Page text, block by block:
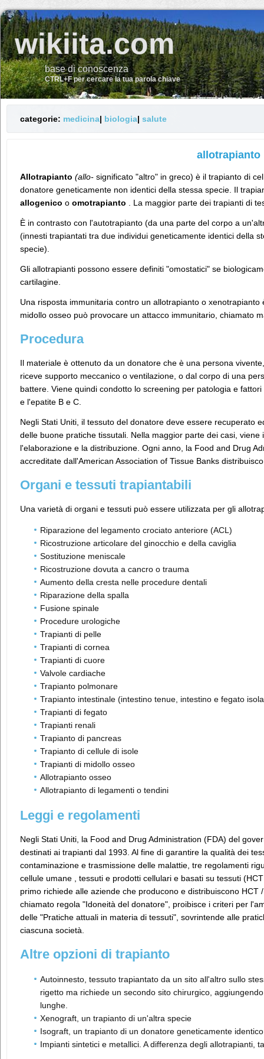
wikiita.com
base di conoscenza
CTRL+F per cercare la tua parola chiave
categorie: medicina| biologia| salute
allotrapianto
Allotrapianto (allo- significato "altro" in greco) è il trapianto di
donatore geneticamente non identici della stessa specie. Il
allogenico o omotrapianto . La maggior parte dei trapianti di
È in contrasto con l'autotrapianto (da una parte del corpo a
(innesti trapiantati tra due individui geneticamente identici della
specie).
Gli allotrapianti possono essere definiti "omostatici" se
cartilagine.
Una risposta immunitaria contro un allotrapianto o
midollo osseo può provocare un attacco immunitario, chiamato
Procedura
Il materiale è ottenuto da un donatore che è una persona
riceve supporto meccanico o ventilazione, o dal corpo di una
battere. Viene quindi condotto lo screening per patologia e
e l'epatite B e C.
Negli Stati Uniti, il tessuto del donatore deve essere recuperato
delle buone pratiche tissutali. Nella maggior parte dei casi,
l'elaborazione e la distribuzione. Ogni anno, la Food and Drug
accreditate dall'American Association of Tissue Banks
Organi e tessuti trapiantabili
Una varietà di organi e tessuti può essere utilizzata per gli
Riparazione del legamento crociato anteriore (ACL)
Ricostruzione articolare del ginocchio e della caviglia
Sostituzione meniscale
Ricostruzione dovuta a cancro o trauma
Aumento della cresta nelle procedure dentali
Riparazione della spalla
Fusione spinale
Procedure urologiche
Trapianti di pelle
Trapianti di cornea
Trapianti di cuore
Valvole cardiache
Trapianto polmonare
Trapianto intestinale (intestino tenue, intestino e fegato
Trapianti di fegato
Trapianti renali
Trapianto di pancreas
Trapianto di cellule di isole
Trapianti di midollo osseo
Allotrapianto osseo
Allotrapianto di legamenti o tendini
Leggi e regolamenti
Negli Stati Uniti, la Food and Drug Administration (FDA) del
destinati ai trapianti dal 1993. Al fine di garantire la qualità dei
contaminazione e trasmissione delle malattie, tre regolamenti
cellule umane , tessuti e prodotti cellulari e basati su tessuti
primo richiede alle aziende che producono e distribuiscono
chiamato regola "Idoneità del donatore", proibisce i criteri per
delle "Pratiche attuali in materia di tessuti", sovrintende alle
ciascuna società.
Altre opzioni di trapianto
Autoinnesto, tessuto trapiantato da un sito all'altro sullo
rigetto ma richiede un secondo sito chirurgico,
lunghe.
Xenograft, un trapianto di un'altra specie
Isograft, un trapianto di un donatore geneticamente
Impianti sintetici e metallici. A differenza degli allotrapianti,